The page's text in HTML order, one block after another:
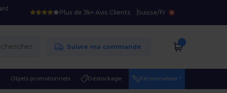
Plus de 3k+ Avis Clients Suisse/Fr
Suivre ma commande
Objets promotionnels Déstockage Personnaliser !